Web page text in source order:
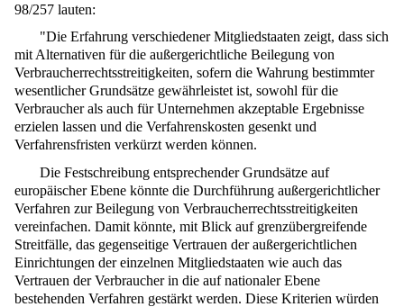
98/257 lauten:
"Die Erfahrung verschiedener Mitgliedstaaten zeigt, dass sich
mit Alternativen für die außergerichtliche Beilegung von
Verbraucherrechtsstreitigkeiten, sofern die Wahrung bestimmter
wesentlicher Grundsätze gewährleistet ist, sowohl für die
Verbraucher als auch für Unternehmen akzeptable Ergebnisse
erzielen lassen und die Verfahrenskosten gesenkt und
Verfahrensfristen verkürzt werden können.
Die Festschreibung entsprechender Grundsätze auf
europäischer Ebene könnte die Durchführung außergerichtlicher
Verfahren zur Beilegung von Verbraucherrechtsstreitigkeiten
vereinfachen. Damit könnte, mit Blick auf grenzübergreifende
Streitfälle, das gegenseitige Vertrauen der außergerichtlichen
Einrichtungen der einzelnen Mitgliedstaaten wie auch das
Vertrauen der Verbraucher in die auf nationaler Ebene
bestehenden Verfahren gestärkt werden. Diese Kriterien würden